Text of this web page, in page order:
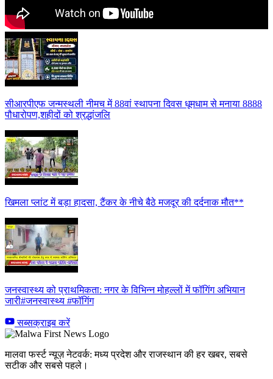
सीआरपीएफ जन्मस्थली नीमच में 88वां स्थापना दिवस धूमधाम से मनाया 8888
पौधारोपण,शहीदों को श्रद्धांजलि
खिमला प्लांट में बड़ा हादसा, टैंकर के नीचे बैठे मजदूर की दर्दनाक मौत**
जनस्वास्थ्य को प्राथमिकता: नगर के विभिन्न मोहल्लों में फॉगिंग अभियान
जारी#जनस्वास्थ्य #फॉगिंग
सब्सक्राइब करें
मालवा फर्स्ट न्यूज़ नेटवर्क: मध्य प्रदेश और राजस्थान की हर खबर, सबसे
सटीक और सबसे पहले।